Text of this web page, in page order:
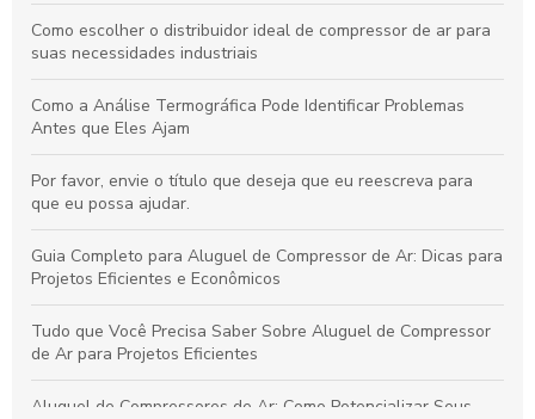
Como escolher o distribuidor ideal de compressor de ar para
suas necessidades industriais
Como a Análise Termográfica Pode Identificar Problemas
Antes que Eles Ajam
Por favor, envie o título que deseja que eu reescreva para
que eu possa ajudar.
Guia Completo para Aluguel de Compressor de Ar: Dicas para
Projetos Eficientes e Econômicos
Tudo que Você Precisa Saber Sobre Aluguel de Compressor
de Ar para Projetos Eficientes
Aluguel de Compressores de Ar: Como Potencializar Seus